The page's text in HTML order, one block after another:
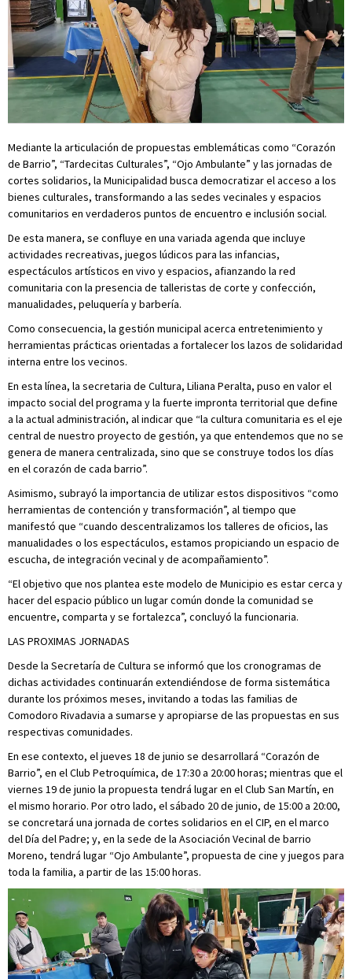
Mediante la articulación de propuestas emblemáticas como “Corazón
de Barrio”, “Tardecitas Culturales”, “Ojo Ambulante” y las jornadas de
cortes solidarios, la Municipalidad busca democratizar el acceso a los
bienes culturales, transformando a las sedes vecinales y espacios
comunitarios en verdaderos puntos de encuentro e inclusión social.
De esta manera, se confluye en una variada agenda que incluye
actividades recreativas, juegos lúdicos para las infancias,
espectáculos artísticos en vivo y espacios, afianzando la red
comunitaria con la presencia de talleristas de corte y confección,
manualidades, peluquería y barbería.
Como consecuencia, la gestión municipal acerca entretenimiento y
herramientas prácticas orientadas a fortalecer los lazos de solidaridad
interna entre los vecinos.
En esta línea, la secretaria de Cultura, Liliana Peralta, puso en valor el
impacto social del programa y la fuerte impronta territorial que define
a la actual administración, al indicar que “la cultura comunitaria es el eje
central de nuestro proyecto de gestión, ya que entendemos que no se
genera de manera centralizada, sino que se construye todos los días
en el corazón de cada barrio”.
Asimismo, subrayó la importancia de utilizar estos dispositivos “como
herramientas de contención y transformación”, al tiempo que
manifestó que “cuando descentralizamos los talleres de oficios, las
manualidades o los espectáculos, estamos propiciando un espacio de
escucha, de integración vecinal y de acompañamiento”.
“El objetivo que nos plantea este modelo de Municipio es estar cerca y
hacer del espacio público un lugar común donde la comunidad se
encuentre, comparta y se fortalezca”, concluyó la funcionaria.
LAS PROXIMAS JORNADAS
Desde la Secretaría de Cultura se informó que los cronogramas de
dichas actividades continuarán extendiéndose de forma sistemática
durante los próximos meses, invitando a todas las familias de
Comodoro Rivadavia a sumarse y apropiarse de las propuestas en sus
respectivas comunidades.
En ese contexto, el jueves 18 de junio se desarrollará “Corazón de
Barrio”, en el Club Petroquímica, de 17:30 a 20:00 horas; mientras que el
viernes 19 de junio la propuesta tendrá lugar en el Club San Martín, en
el mismo horario. Por otro lado, el sábado 20 de junio, de 15:00 a 20:00,
se concretará una jornada de cortes solidarios en el CIP, en el marco
del Día del Padre; y, en la sede de la Asociación Vecinal de barrio
Moreno, tendrá lugar “Ojo Ambulante”, propuesta de cine y juegos para
toda la familia, a partir de las 15:00 horas.